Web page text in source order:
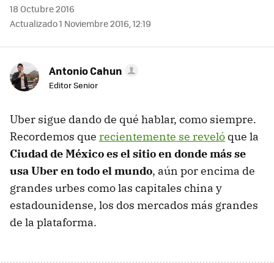
18 Octubre 2016
Actualizado 1 Noviembre 2016, 12:19
Antonio Cahun
Editor Senior
Uber sigue dando de qué hablar, como siempre.
Recordemos que recientemente se reveló que la
Ciudad de México es el sitio en donde más se
usa Uber en todo el mundo, aún por encima de
grandes urbes como las capitales china y
estadounidense, los dos mercados más grandes
de la plataforma.